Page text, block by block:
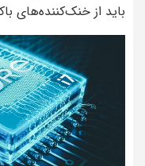
باید از خنک‌کننده‌های